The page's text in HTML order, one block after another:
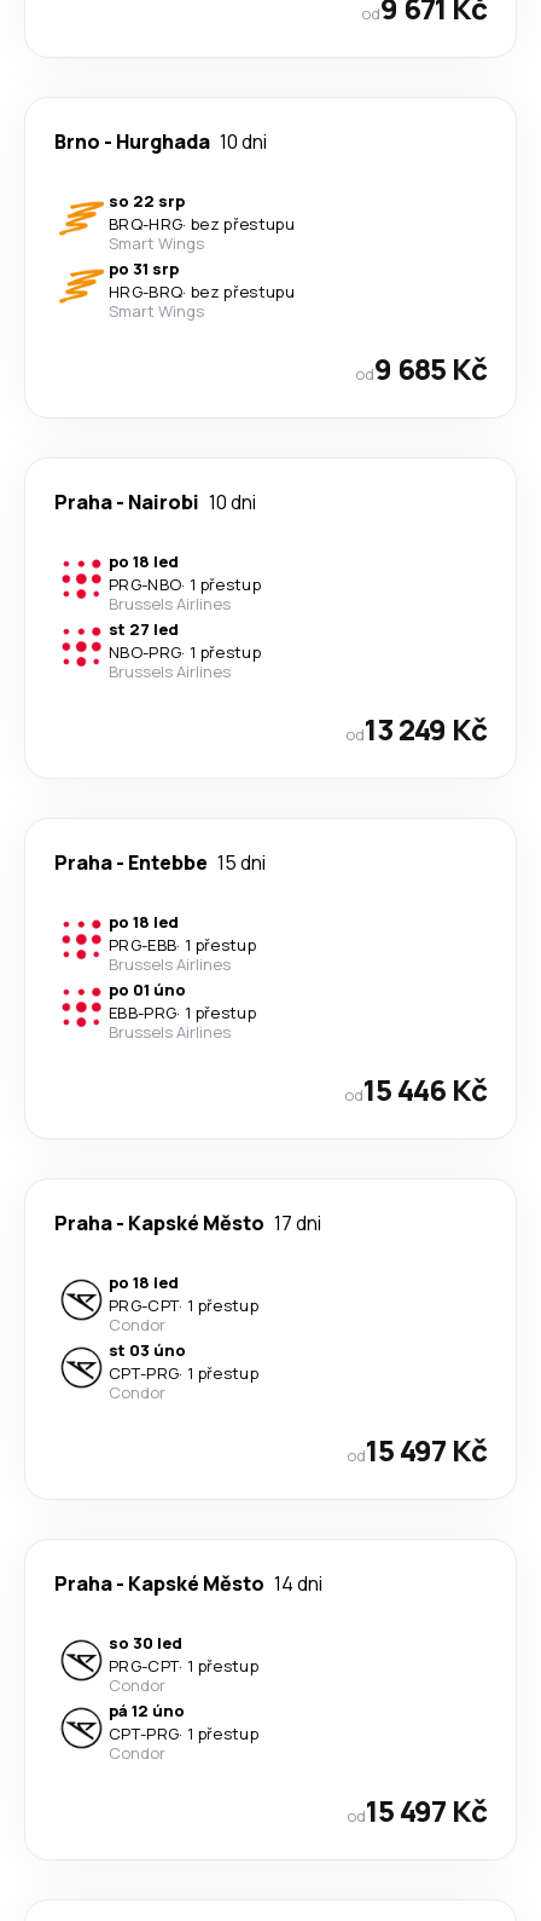
od
Brno - Hurghada 10 dni
so 22 srp
BRQ-HRG· bez přestupu
Smart Wings
po 31 srp
HRG-BRQ· bez přestupu
Smart Wings
od9 685 Kč
Praha- Nairobi 10 dni
po 18 led
PRG-NBO· 1 přestup
Brussels Airlines
st 27 led
NBO-PRG· 1 přestup
Brussels Airlines
od13 249 Kč
Praha- Entebbe 15 dni
po 18 led
PRG-EBB· 1 přestup
Brussels Airlines
po 01 úno
EBB-PRG· 1 přestup
Brussels Airlines
od15 446 Kč
Praha- Kapské Město 17 dni
po 18 led
PRG-CPT· 1 přestup
Condor
st 03 úno
CPT-PRG· 1 přestup
Condor
od15 497 Kč
Praha- Kapské Město 14 dni
so 30 led
PRG-CPT· 1 přestup
Condor
pá 12 úno
CPT-PRG· 1 přestup
Condor
od15 497 Kč